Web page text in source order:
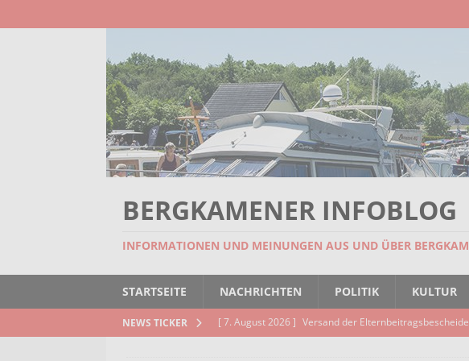
BERGKAMENER INFOBLOG
INFORMATIONEN UND MEINUNGEN AUS UND ÜBER
STARTSEITE NACHRICHTEN POLITIK KULTUR
NEWS TICKER [ 7. August 2026 ] Versand der